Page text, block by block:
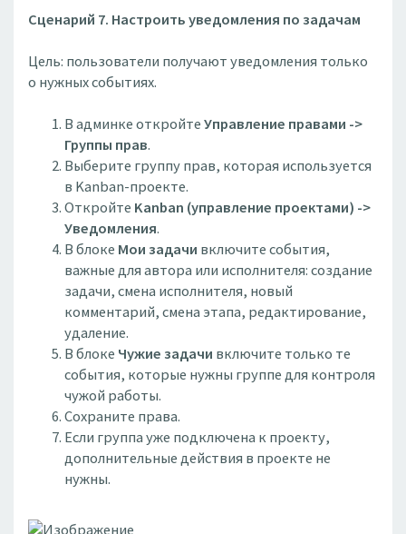
Сценарий 7. Настроить уведомления по задачам
Цель: пользователи получают уведомления только
о нужных событиях.
В админке откройтеУправление правами ->
Группы прав.
Выберите группу прав, которая используется
в Kanban-проекте.
Откройте Kanban (управление проектами) ->
Уведомления.
В блоке Мои задачи включите события,
важные для автора или исполнителя: создание
задачи, смена исполнителя, новый
комментарий, смена этапа, редактирование,
удаление.
В блоке Чужие задачи включите только те
события, которые нужны группе для контроля
чужой работы.
Сохраните права.
Если группа уже подключена к проекту,
дополнительные действия в проекте не
нужны.